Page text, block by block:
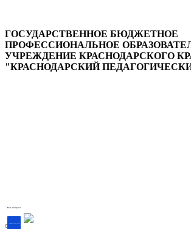
ГОСУДАРСТВЕННОЕ БЮДЖЕТНОЕ
ПРОФЕССИОНАЛЬНОЕ
УЧРЕЖДЕНИЕ КРАСНОДАРСКОГО
"КРАСНОДАРСКИЙ
Есть вопрос?
Напишите об этом